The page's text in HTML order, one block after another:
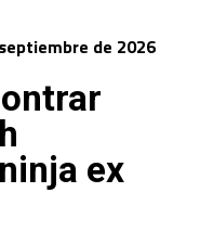
de 2026
ex